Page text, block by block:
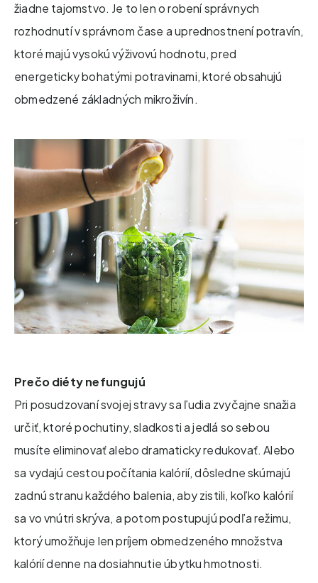
žiadne tajomstvo. Je to len o robení správnych
rozhodnutí v správnom čase a uprednostnení potravín,
ktoré majú vysokú výživovú hodnotu, pred
energeticky bohatými potravinami, ktoré obsahujú
obmedzené základných mikroživín.
Prečo diéty nefungujú
Pri posudzovaní svojej stravy sa ľudia zvyčajne snažia
určiť, ktoré pochutiny, sladkosti a jedlá so sebou
musíte eliminovať alebo dramaticky redukovať. Alebo
sa vydajú cestou počítania kalórií, dôsledne skúmajú
zadnú stranu každého balenia, aby zistili, koľko kalórií
sa vo vnútri skrýva, a potom postupujú podľa režimu,
ktorý umožňuje len príjem obmedzeného množstva
kalórií denne na dosiahnutie úbytku hmotnosti.